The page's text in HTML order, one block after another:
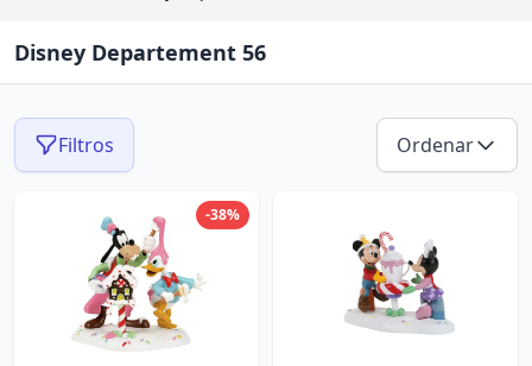
Disney Departement 56
Filtros Ordenar
-38%